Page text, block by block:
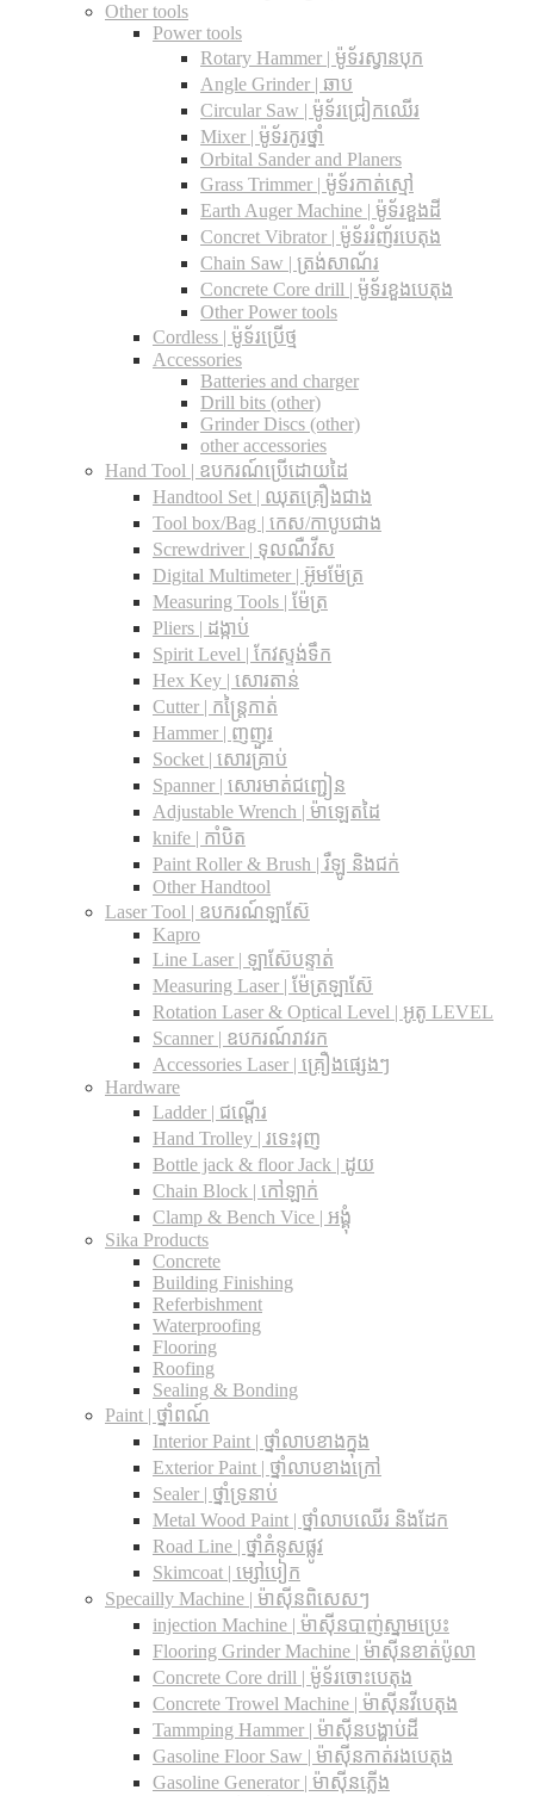
Other tools
Power tools
Rotary Hammer | ម៉ូទ័រស្វានបុក
Angle Grinder | ឆាប
Circular Saw​ | ម៉ូទ័រជ្រៀកឈើរ
Mixer | ម៉ូទ័រកូរថ្នាំ
Orbital Sander and Planers
Grass Trimmer | ម៉ូទ័រកាត់ស្មៅ
Earth Auger Machine | ម៉ូទ័រខួងដី
Concret Vibrator | ម៉ូទ័ររំញ័របេតុង
Chain Saw | ត្រង់សាណ័រ
Concrete Core drill | ម៉ូទ័រខួងបេតុង
Other Power tools
Cordless​ | ម៉ូទ័រប្រើថ្ម
Accessories
Batteries and charger
Drill bits (other)
Grinder Discs (other)
other accessories
Hand Tool | ឧបករណ៍ប្រើដោយដៃ
Handtool Set | ឈុតគ្រឿងជាង
Tool box/Bag | កេស/កាបូបជាង
Screwdriver | ទុលណឺវីស
Digital Multimeter | អ៊ូមម៉ែត្រ
Measuring Tools | ម៉ែត្រ
Pliers | ដង្កាប់
Spirit Level | កែវស្ទង់ទឹក
Hex Key | សោរតាន់
Cutter | កន្រ្តៃកាត់
Hammer | ញញួរ
Socket | សោរគ្រាប់
Spanner |​ សោរមាត់ជញ្ជៀន
Adjustable Wrench |​ ម៉ាឡេតដៃ
knife | កាំបិត
Paint Roller & Brush | រឺឡូ និងជក់
Other Handtool
Laser Tool | ឧបករណ៍ឡាស៊ែ
Kapro
Line Laser | ឡាស៊ែបន្ទាត់
Measuring Laser | ម៉ែត្រឡាស៊ែ
Rotation Laser & Optical Level | អូតូ LEVEL
Scanner | ឧបករណ៍រាវរក
Accessories Laser | គ្រឿងផ្សេងៗ
Hardware
Ladder | ជណ្តើរ
Hand Trolley | រទេះរុញ
Bottle jack & floor Jack​ | ដូយ
Chain Block | កៅឡាក់
Clamp & Bench Vice | អង្គុំ
Sika Products
Concrete
Building Finishing
Referbishment
Waterproofing
Flooring
Roofing
Sealing & Bonding
Paint | ថ្នាំពណ៍
Interior Paint | ថ្នាំលាបខាងក្នុង
Exterior Paint | ថ្នាំលាបខាងក្រៅ
Sealer | ថ្នាំទ្រនាប់
Metal Wood Paint | ថ្នាំលាបឈើរ និងដែក
Road Line | ថ្នាំគំនូសផ្លូវ
Skimcoat | ម្សៅបៀក
Specailly Machine | ម៉ាស៊ីនពិសេសៗ
injection Machine | ម៉ាស៊ីនបាញ់ស្នាមប្រេះ
Flooring Grinder Machine | ម៉ាស៊ីនខាត់ប៉ូលា
Concrete Core drill | ម៉ូទ័រចោះបេតុង
Concrete Trowel Machine | ម៉ាស៊ីនវីបេតុង
Tammping Hammer | ម៉ាស៊ីនបង្ហាប់ដី
Gasoline Floor Saw | ម៉ាស៊ីនកាត់រងបេតុង
Gasoline Generator | ម៉ាស៊ីនភ្លើង